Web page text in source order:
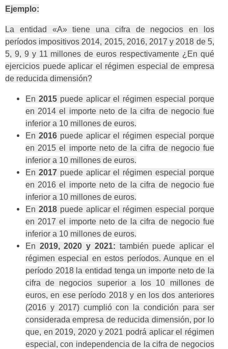
Ejemplo:
La entidad «A» tiene una cifra de negocios en los
períodos impositivos 2014, 2015, 2016, 2017 y 2018 de 5,
5, 9, 9 y 11 millones de euros respectivamente ¿En qué
ejercicios puede aplicar el régimen especial de empresa
de reducida dimensión?
En 2015puede aplicar el régimen especial porque
en 2014 el importe neto de la cifra de negocio fue
inferior a 10 millones de euros.
En 2016 puede aplicar el régimen especial porque
en 2015 el importe neto de la cifra de negocio fue
inferior a 10 millones de euros.
En 2017puede aplicar el régimen especial porque
en 2016 el importe neto de la cifra de negocio fue
inferior a 10 millones de euros.
En 2018puede aplicar el régimen especial porque
en 2017 el importe neto de la cifra de negocio fue
inferior a 10 millones de euros.
En 2019, 2020 y 2021: también puede aplicar el
régimen especial en estos períodos. Aunque en el
período 2018 la entidad tenga un importe neto de la
cifra de negocios superior a los 10 millones de
euros, en ese período 2018 y en los dos anteriores
(2016 y 2017) cumplió con la condición para ser
considerada empresa de reducida dimensión, por lo
que, en 2019, 2020 y 2021 podrá aplicar el régimen
especial, con independencia de la cifra de negocios